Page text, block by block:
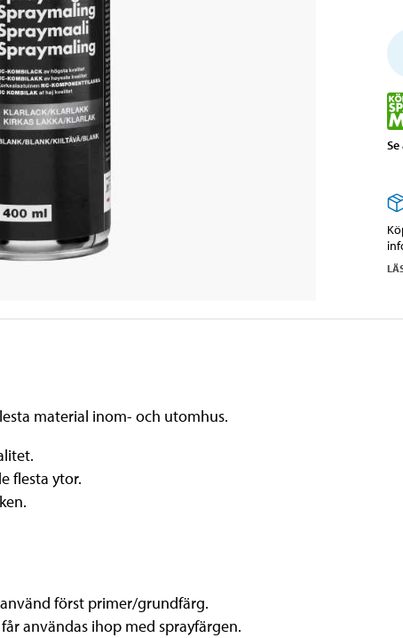
material inom- och utomhus.
flesta ytor.
först primer/grundfärg.
användas ihop med sprayfärgen.